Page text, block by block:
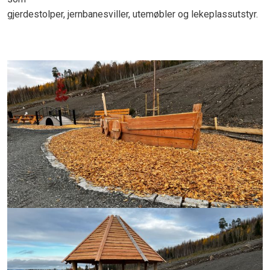
gjerdestolper, jernbanesviller, utemøbler og lekeplassutstyr.